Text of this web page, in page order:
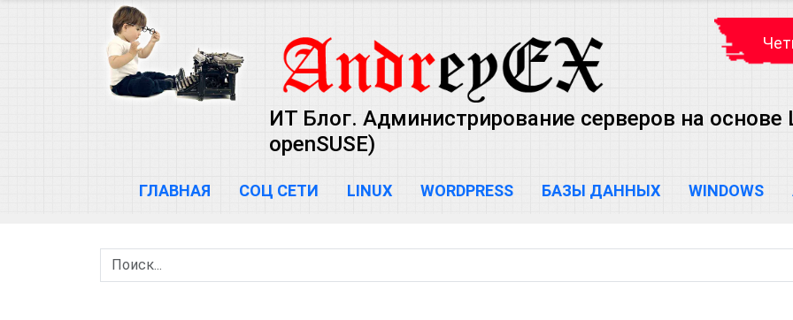
ИТ Блог. Администрирование серверов на основе
openSUSE)
ГЛАВНАЯ СОЦ СЕТИ LINUX WORDPRESS БАЗЫ ДАННЫХ WINDOWS